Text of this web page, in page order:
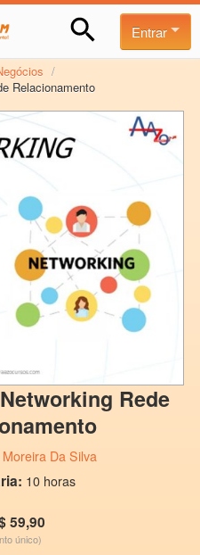
Entrar
/
Relacionamento
Rede
Da Silva
10 horas
59,90
único)